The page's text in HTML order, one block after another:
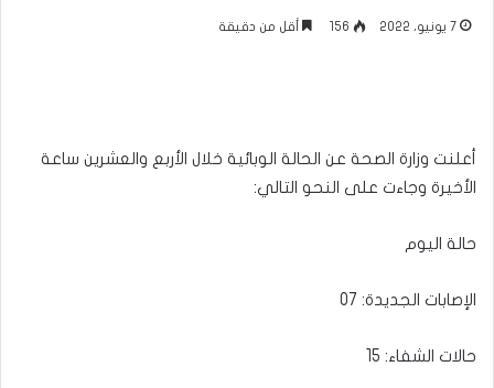
7 يونيو، 2022 156 أقل من دقيقة
أعلنت وزارة الصحة عن الحالة الوبائية خلال الأربع والعشرين ساعة
الأخيرة وجاءت على النحو التالي:
حالة اليوم
الإصابات الجديدة: 07
حالات الشفاء: 15